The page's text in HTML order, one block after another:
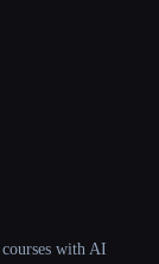
with AI